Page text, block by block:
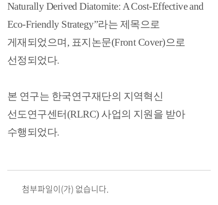
Naturally Derived Diatomite: A Cost-Effective and
Eco-Friendly Strategy”라는 제목으로
게재되었으며 , 표지논문(Front Cover)으로
선정되었다.
본 연구는 한국연구재단의 지역혁신
선도연구센터 (RLRC) 사업의 지원을 받아
수행되었다.
첨부파일이(가) 없습니다.